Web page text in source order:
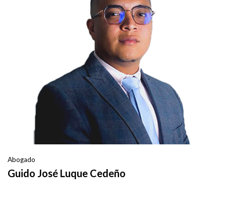
Abogado
Guido José Luque Cedeño